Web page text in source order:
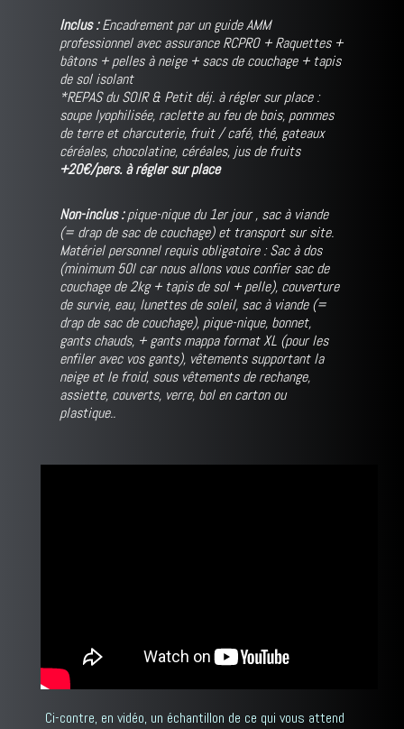
Inclus :Encadrement par un guide AMM
professionnel avec assurance RCPRO + Raquettes +
bâtons + pelles à neige + sacs de couchage + tapis
de sol isolant
*REPAS du SOIR & Petit déj. à régler sur place :
soupe lyophilisée, raclette au feu de bois, pommes
de terre et charcuterie, fruit / café, thé, gateaux
céréales, chocolatine, céréales, jus de fruits
+20€/pers. à régler sur place
Non-inclus :pique-nique du 1er jour , sac à viande
(= drap de sac de couchage) et transport sur site.
Matériel personnel requis obligatoire : Sac à dos
(minimum 50l car nous allons vous confier sac de
couchage de 2kg + tapis de sol + pelle), couverture
de survie, eau, lunettes de soleil, sac à viande (=
drap de sac de couchage), pique-nique, bonnet,
gants chauds, + gants mappa format XL (pour les
enfiler avec vos gants), vêtements supportant la
neige et le froid, sous vêtements de rechange,
assiette, couverts, verre, bol en carton ou
plastique..
Ci-contre, en vidéo, un échantillon de ce qui vous attend